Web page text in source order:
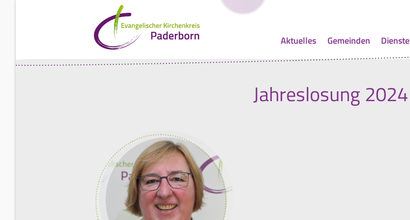
Aktuelles Gemeinden Dienste
Jahreslosung 2024